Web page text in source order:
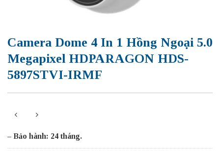
Camera Dome 4 In 1 Hồng Ngoại 5.0
Megapixel HDPARAGON HDS-
5897STVI-IRMF
– Bảo hành: 24 tháng.